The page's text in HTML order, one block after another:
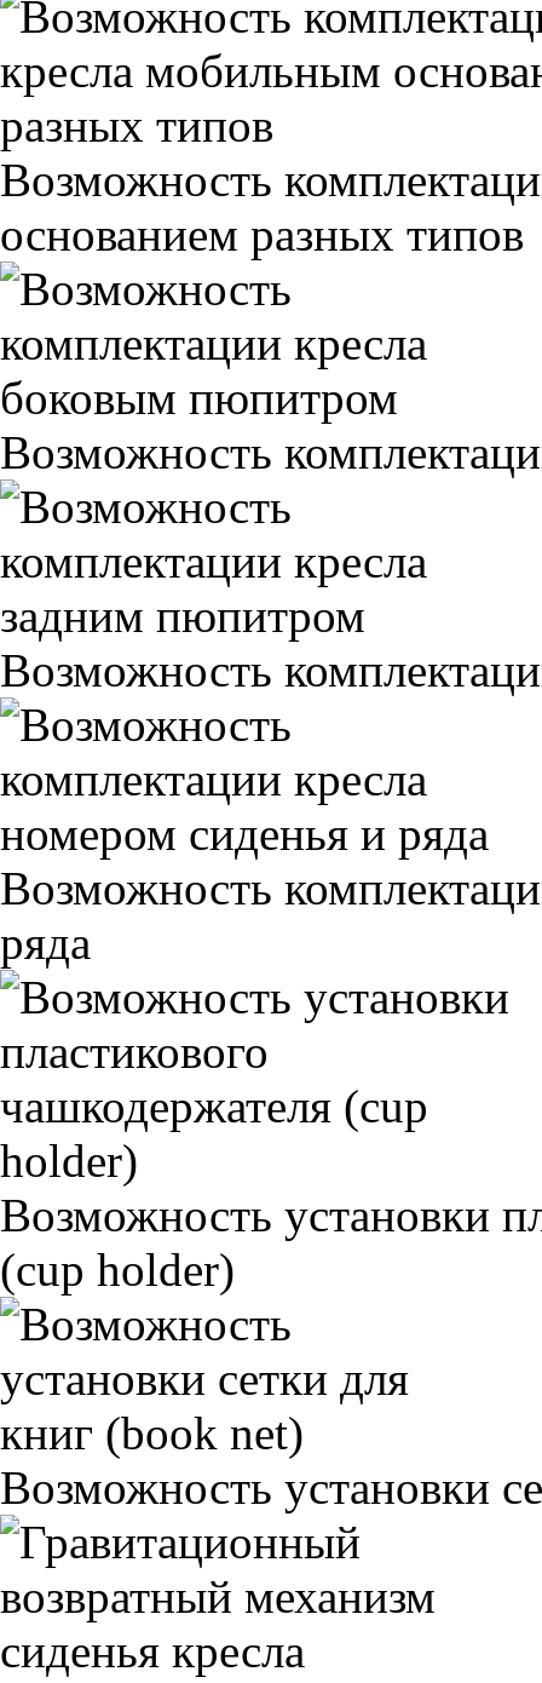
Возможность
основанием разных типов
Возможность
Возможность
Возможность
ряда
Возможность установки
(cup holder)
Возможность установки